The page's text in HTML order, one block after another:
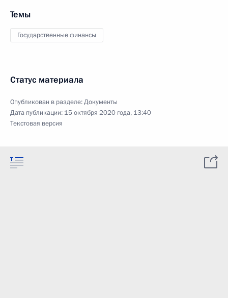
Темы
Государственные финансы
Статус материала
Опубликован в разделе:Документы
Дата публикации: 15 октября 2020 года, 13:40
Текстовая версия